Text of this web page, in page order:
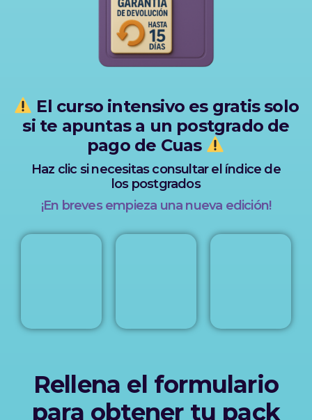
El curso intensivo es gratis solo
si te apuntas a un postgrado de
pago de Cuas
Haz clic si necesitas consultar el índice de
los postgrados
¡En breves empieza una nueva edición!
Rellena el formulario
para obtener tu pack